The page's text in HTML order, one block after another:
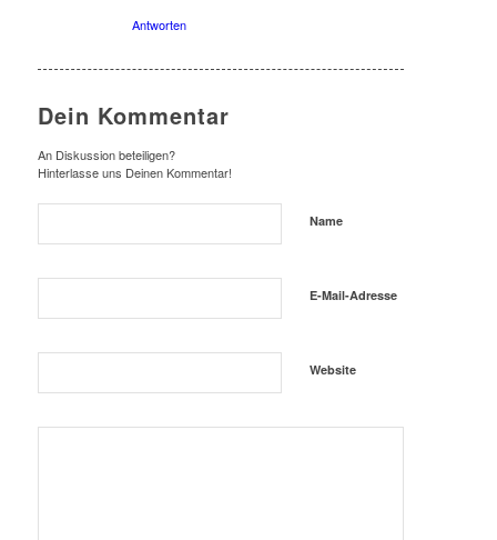
Antworten
Dein Kommentar
An Diskussion beteiligen?
Hinterlasse uns Deinen Kommentar!
Name
E-Mail-Adresse
Website